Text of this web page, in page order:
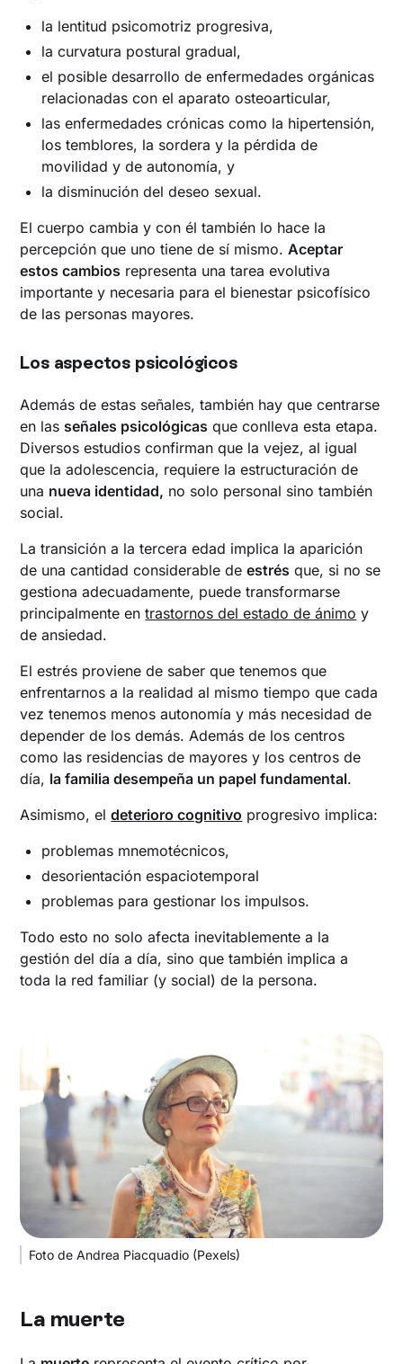
la lentitud psicomotriz progresiva,
la curvatura postural gradual,
el posible desarrollo de enfermedades orgánicas
relacionadas con el aparato osteoarticular,
las enfermedades crónicas como la hipertensión,
los temblores, la sordera y la pérdida de
movilidad y de autonomía, y
la disminución del deseo sexual.
El cuerpo cambia y con él también lo hace la
percepción que uno tiene de sí mismo. Aceptar
estos cambios representa una tarea evolutiva
importante y necesaria para el bienestar psicofísico
de las personas mayores.
Los aspectos psicológicos
Además de estas señales, también hay que centrarse
en las señales psicológicas que conlleva esta etapa.
Diversos estudios confirman que la vejez, al igual
que la adolescencia, requiere la estructuración de
una nueva identidad, no solo personal sino también
social.
La transición a la tercera edad implica la aparición
de una cantidad considerable deestrés que, si no se
gestiona adecuadamente, puede transformarse
principalmente entrastornos del estado de ánimo y
de ansiedad.
El estrés proviene de saber que tenemos que
enfrentarnos a la realidad al mismo tiempo que cada
vez tenemos menos autonomía y más necesidad de
depender de los demás. Además de los centros
como las residencias de mayores y los centros de
día, la familia desempeña un papel fundamental.
Asimismo, eldeterioro cognitivo progresivo implica:
problemas mnemotécnicos,
desorientación espaciotemporal
problemas para gestionar los impulsos.
Todo esto no solo afecta inevitablemente a la
gestión del día a día, sino que también implica a
toda la red familiar (y social) de la persona.
Foto de Andrea Piacquadio (Pexels)
La muerte